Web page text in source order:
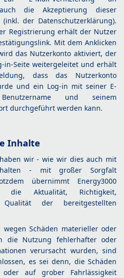
die Akzeptierung dieser
der Datenschutzerklärung).
Registrierung erhält der Nutzer
Mit dem Anklicken
das Nutzerkonto aktiviert, der
in-Seite weitergeleitet und erhält
dass das Nutzerkonto
und ein Log-in mit seiner E-
und seinem
durchgeführt werden kann.
Inhalte
wir - wie wir dies auch mit
halten - mit großer Sorgfalt
übernimmt Energy3000
Aktualität, Richtigkeit,
der bereitgestellten
wegen Schäden materieller oder
die Nutzung fehlerhafter oder
verursacht wurden, sind
es sei denn, die Schäden
auf grober Fahrlässigkeit